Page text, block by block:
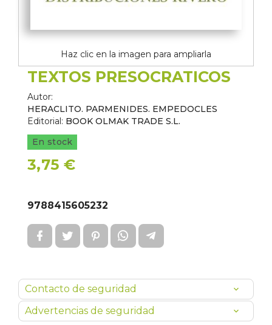
Haz clic en la imagen para ampliarla
TEXTOS PRESOCRATICOS
Autor:
HERACLITO. PARMENIDES. EMPEDOCLES
Editorial: BOOK OLMAK TRADE S.L.
En stock
3,75 €
9788415605232
Contacto de seguridad
Advertencias de seguridad